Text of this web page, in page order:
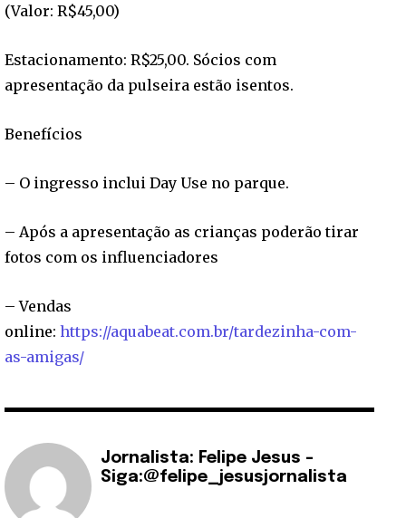
(Valor: R$45,00)
Estacionamento: R$25,00. Sócios com
apresentação da pulseira estão isentos.
Benefícios
– O ingresso inclui Day Use no parque.
– ⁠Após a apresentação as crianças poderão tirar
fotos com os influenciadores
– Vendas
online: https://aquabeat.com.br/tardezinha-com-
as-amigas/
Jornalista: Felipe Jesus -
Siga:@felipe_jesusjornalista